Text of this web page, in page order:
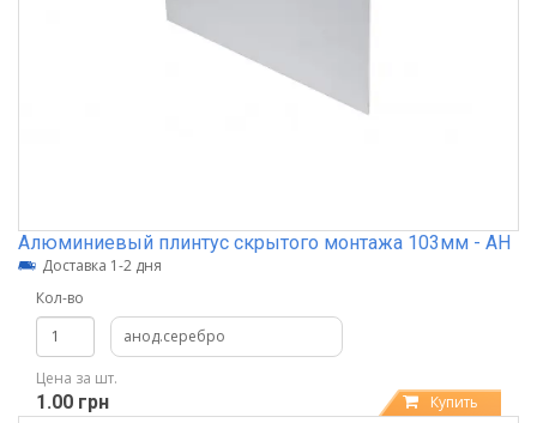
Алюминиевый плинтус скрытого монтажа 103мм - АН
Доставка 1-2 дня
Кол-во
анод.серебро
Цена за шт.
1.00 грн Купить